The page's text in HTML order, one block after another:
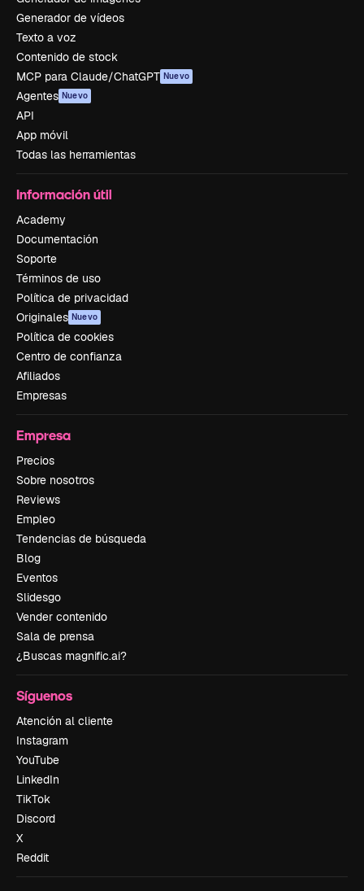
Generador de vídeos
Texto a voz
Contenido de stock
MCP para Claude/ChatGPT Nuevo
Agentes Nuevo
API
App móvil
Todas las herramientas
Información útil
Academy
Documentación
Soporte
Términos de uso
Política de privacidad
Originales Nuevo
Política de cookies
Centro de confianza
Afiliados
Empresas
Empresa
Precios
Sobre nosotros
Reviews
Empleo
Tendencias de búsqueda
Blog
Eventos
Slidesgo
Vender contenido
Sala de prensa
¿Buscas magnific.ai?
Síguenos
Atención al cliente
Instagram
YouTube
LinkedIn
TikTok
Discord
X
Reddit